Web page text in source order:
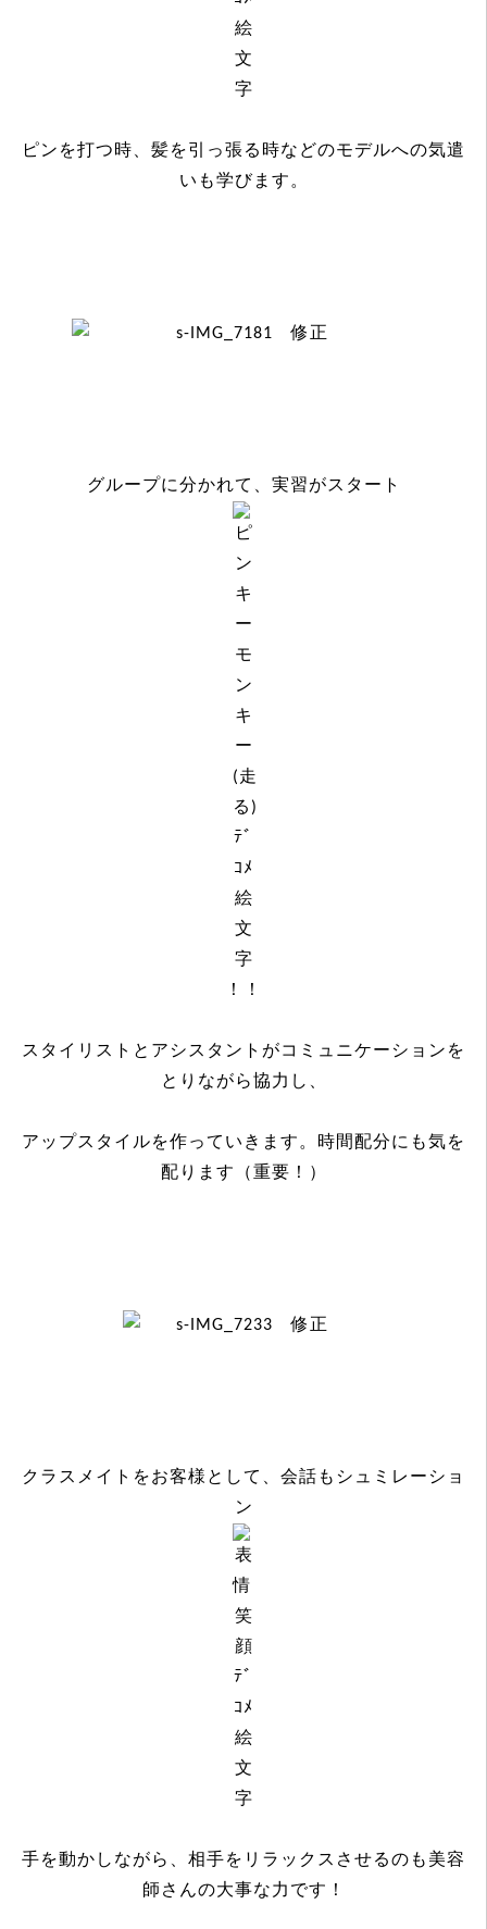
ピンを打つ時、髪を引っ張る時などのモデルへの気遣
いも学びます。
グループに分かれて、実習がスタート
！！
スタイリストとアシスタントがコミュニケーションを
とりながら協力し、
アップスタイルを作っていきます。時間配分にも気を
配ります（重要！）
クラスメイトをお客様として、会話もシュミレーショ
ン
手を動かしながら、相手をリラックスさせるのも美容
師さんの大事な力です！